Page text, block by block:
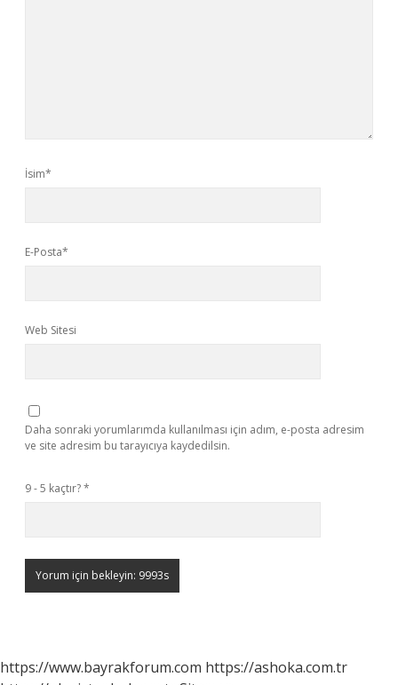
İsim*
E-Posta*
Web Sitesi
Daha sonraki yorumlarımda kullanılması için adım, e-posta adresim
ve site adresim bu tarayıcıya kaydedilsin.
9 - 5 kaçtır?*
https://www.bayrakforum.com https://ashoka.com.tr